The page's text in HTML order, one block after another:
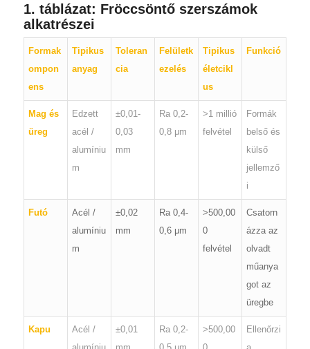
1. táblázat: Fröccsöntő szerszámok
alkatrészei
Formak
ompon
ens
Tipikus
anyag
Toleran
cia
Felületk
ezelés
Tipikus
életcikl
us
Funkció
Mag és
üreg
Edzett
acél /
alumíniu
m
±0,01-
0,03
mm
Ra 0,2-
0,8 μm
>1 millió
felvétel
Formák
belső és
külső
jellemző
i
Futó
Acél /
alumíniu
m
±0,02
mm
Ra 0,4-
0,6 μm
>500,00
0
felvétel
Csatorn
ázza az
olvadt
műanya
got az
üregbe
Kapu
Acél /
±0,01
Ra 0,2-
>500,00
Ellenőrzi